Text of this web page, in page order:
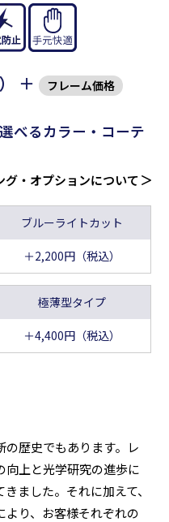
＋ フレーム価格
べるカラー・コーテ
グ・オプションについて
ブルーライトカット
＋2,200円（税込）
極薄型タイプ
＋4,400円（税込）
歴史でもあります。レ
向上と光学研究の進歩に
ました。それに加えて、
より、お客様それぞれの